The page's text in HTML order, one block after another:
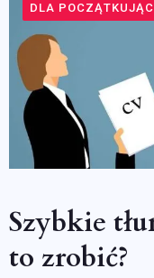
DLA
Szybkie
to zrobić?